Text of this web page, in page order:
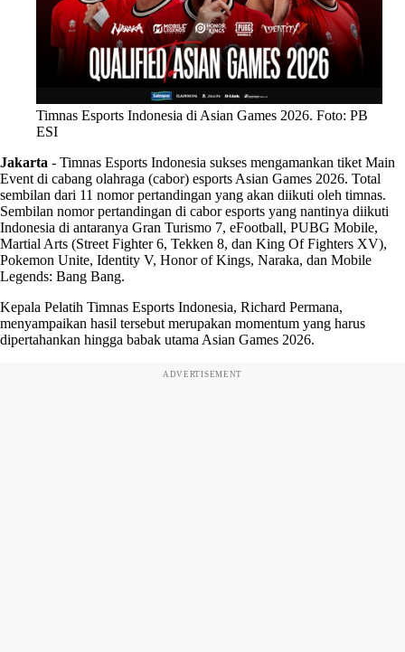
Timnas Esports Indonesia di Asian Games 2026. Foto: PB
ESI
Jakarta - Timnas Esports Indonesia sukses mengamankan tiket Main
Event di cabang olahraga (cabor) esports Asian Games 2026. Total
sembilan dari 11 nomor pertandingan yang akan diikuti oleh timnas.
Sembilan nomor pertandingan di cabor esports yang nantinya diikuti
Indonesia di antaranya Gran Turismo 7, eFootball, PUBG Mobile,
Martial Arts (Street Fighter 6, Tekken 8, dan King Of Fighters XV),
Pokemon Unite, Identity V, Honor of Kings, Naraka, dan Mobile
Legends: Bang Bang.
Kepala Pelatih Timnas Esports Indonesia, Richard Permana,
menyampaikan hasil tersebut merupakan momentum yang harus
dipertahankan hingga babak utama Asian Games 2026.
ADVERTISEMENT